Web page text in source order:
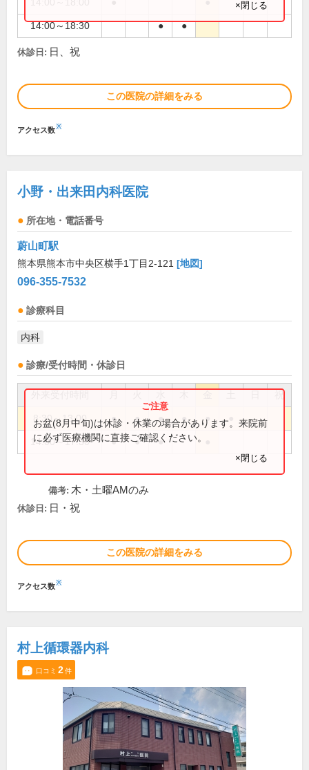
14:00～18:30 ● ●
×閉じる
休診日: 日、祝
この医院の詳細をみる
アクセス数※
小野・出来田内科医院
所在地・電話番号
蔚山町駅
熊本県熊本市中央区横手1丁目2-121 [地図]
096-355-7532
診療科目
内科
診療/受付時間・休診日
祝
8:30～13:00 ● ● ● ● ●
14:00～17:30 ● ● ●
お盆(8月中旬)は休診・休業の場合があります。来院前
に必ず医療機関に直接ご確認ください。
×閉じる
備考: 木・土曜AMのみ
休診日: 日・祝
この医院の詳細をみる
アクセス数※
村上循環器内科
口コミ 2件